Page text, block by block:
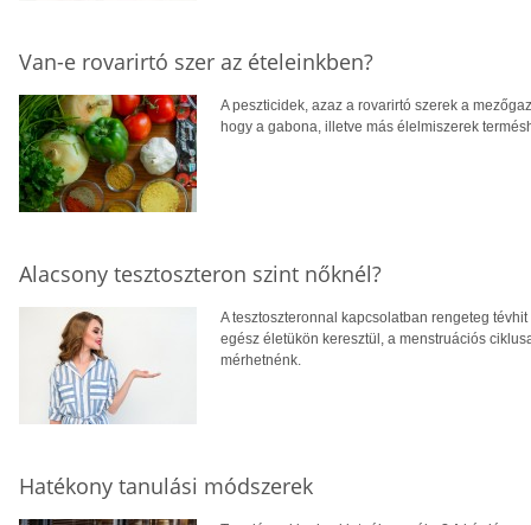
Van-e rovarirtó szer az ételeinkben?
A peszticidek, azaz a rovarirtó szerek a
hogy a gabona, illetve más élelmiszerek
Alacsony tesztoszteron szint nőknél?
A tesztoszteronnal kapcsolatban rengeteg
egész életükön keresztül, a menstruációs
mérhetnénk.
Hatékony tanulási módszerek